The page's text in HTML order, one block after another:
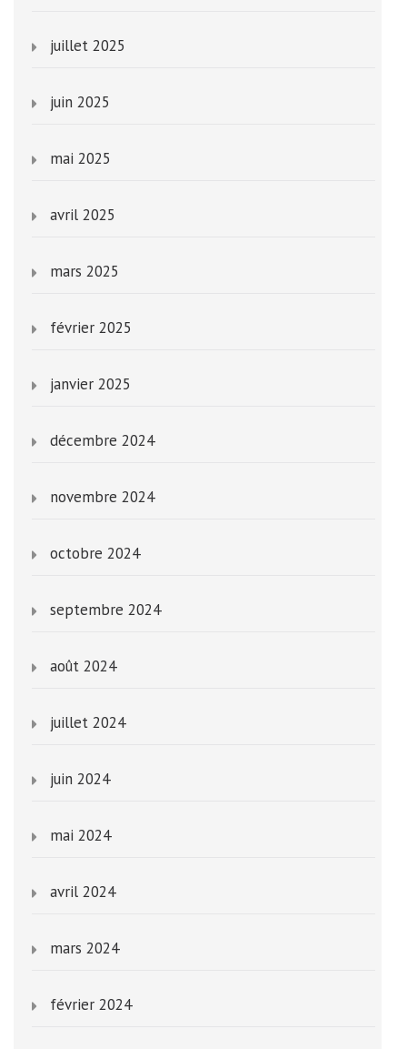
juillet 2025
juin 2025
mai 2025
avril 2025
mars 2025
février 2025
janvier 2025
décembre 2024
novembre 2024
octobre 2024
septembre 2024
août 2024
juillet 2024
juin 2024
mai 2024
avril 2024
mars 2024
février 2024